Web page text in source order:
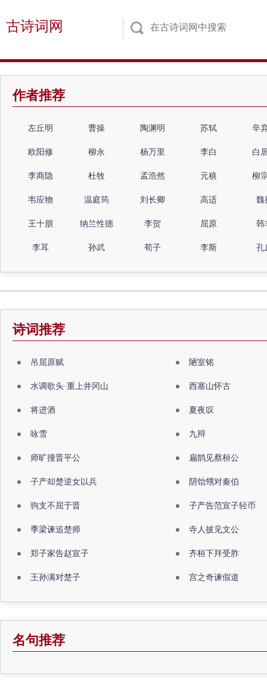
古诗词网
作者推荐
左丘明 曹操 陶渊明 苏轼 辛
欧阳修 柳永 杨万里 李白 白
李商隐 杜牧 孟浩然 元稹 柳
韦应物 温庭筠 刘长卿 高适 魏
王十朋 纳兰性德 李贺 屈原 韩
李耳 孙武 荀子 李斯 孔
诗词推荐
吊屈原赋 陋室铭
水调歌头·重上井冈山 西塞山怀古
将进酒 夏夜叹
咏雪 九辩
师旷撞晋平公 扁鹊见蔡桓公
子产却楚逆女以兵 阴饴甥对秦伯
驹支不屈于晋 子产告范宣子轻币
季梁谏追楚师 寺人披见文公
郑子家告赵宣子 齐桓下拜受胙
王孙满对楚子 宫之奇谏假道
名句推荐